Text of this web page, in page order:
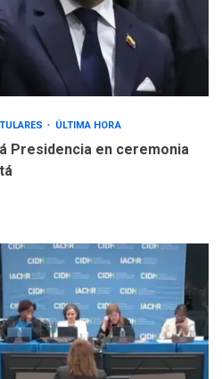
ÚLTIMA HORA
Presidencia en ceremonia